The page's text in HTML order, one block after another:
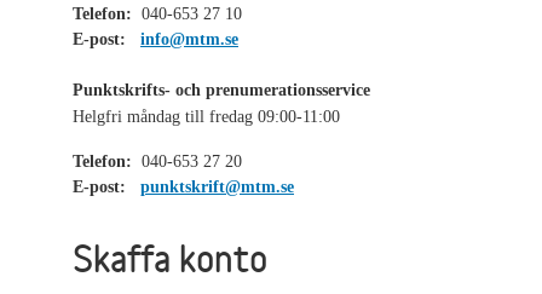
Telefon: 040-653 27 10
E-post:
info@mtm.se
Punktskrifts- och prenumerationsservice
Helgfri måndag till fredag 09:00-11:00
Telefon: 040-653 27 20
E-post:
punktskrift@mtm.se
Skaffa konto